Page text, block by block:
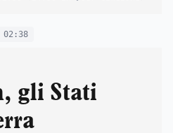
02:38
gli Stati